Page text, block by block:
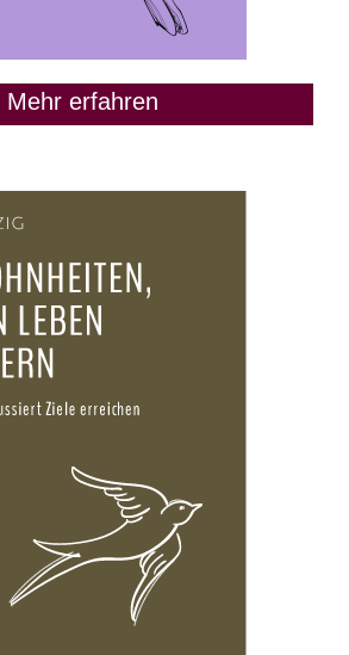
Mehr erfahren